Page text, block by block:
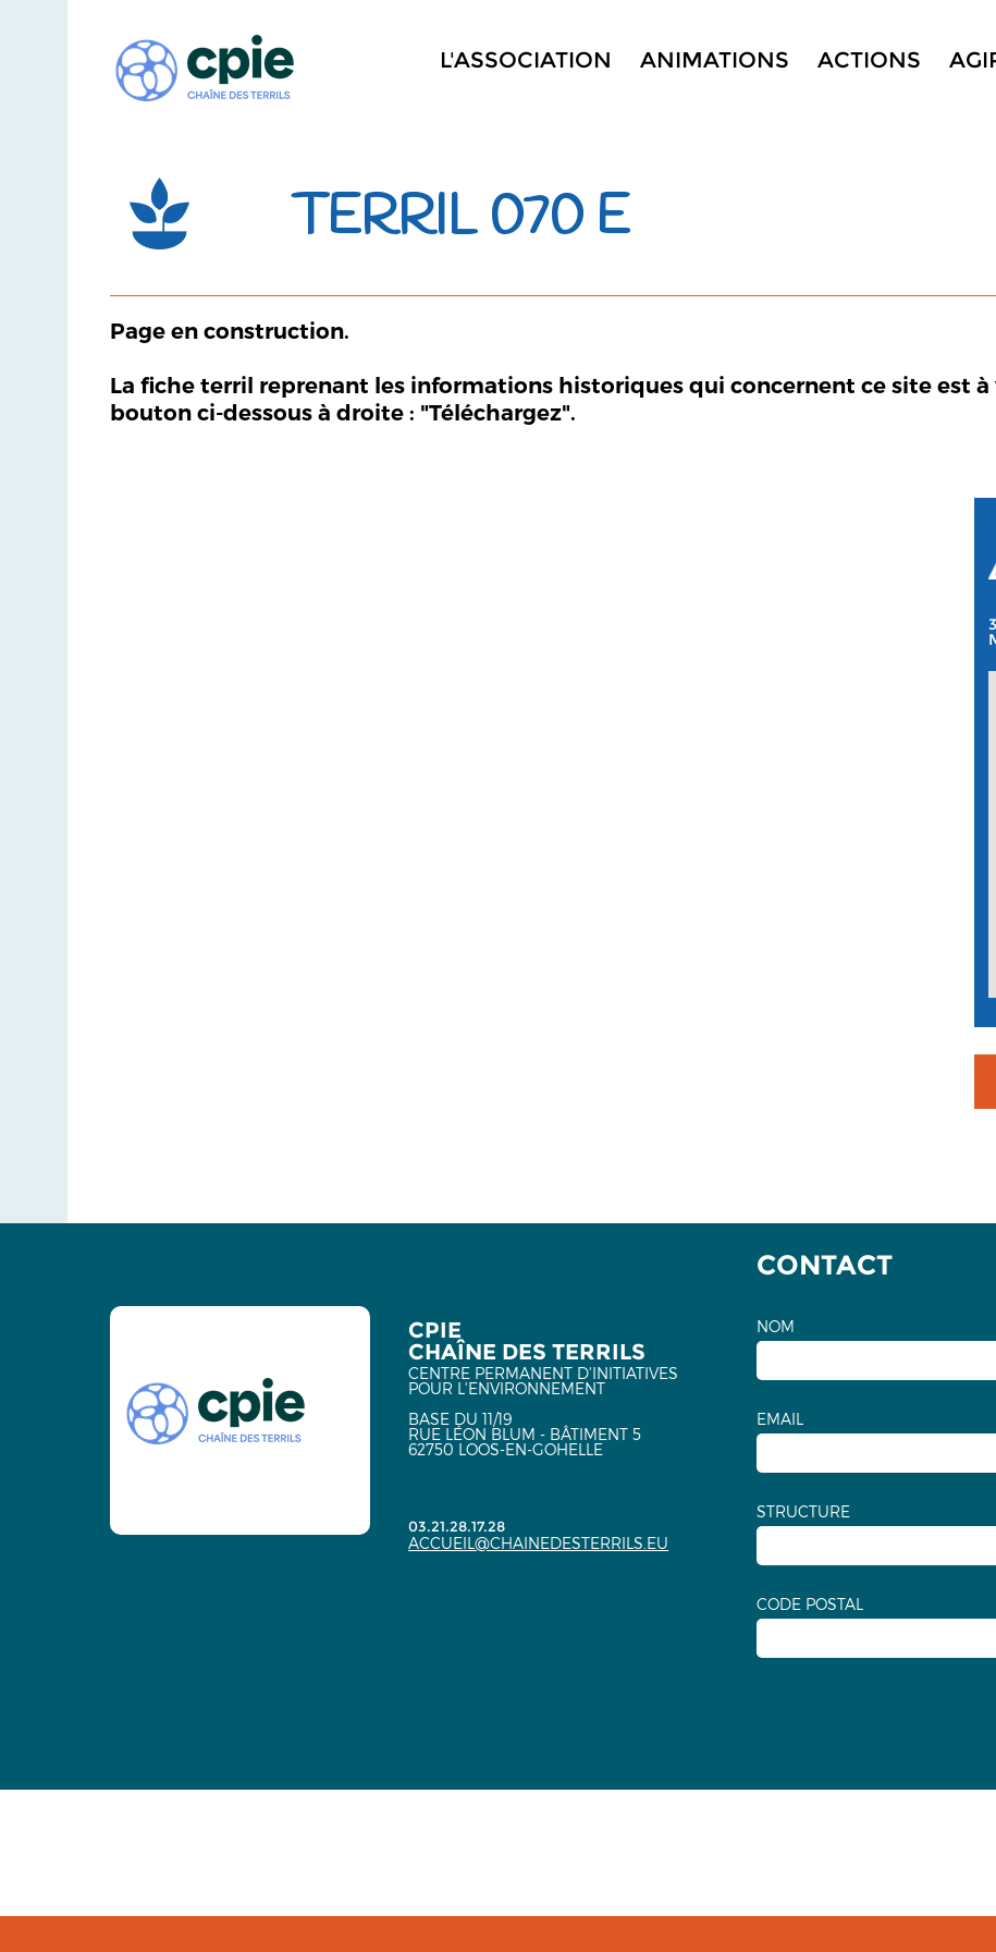
L'ASSOCIATION ANIMATIONS ACTIONS
TERRIL 070 E
Page en construction.
La fiche terril reprenant les informations historiques qui concernent ce site est
bouton ci-dessous à droite : "Téléchargez".
CPIE
CHAÎNE DES TERRILS
CENTRE PERMANENT D'INITIATIVES
POUR L'ENVIRONNEMENT
BASE DU 11/19
RUE LÉON BLUM - BÂTIMENT 5
62750 LOOS-EN-GOHELLE
03.21.28.17.28
ACCUEIL@CHAINEDESTERRILS.EU
CONTACT
NOM
EMAIL
STRUCTURE
CODE POSTAL